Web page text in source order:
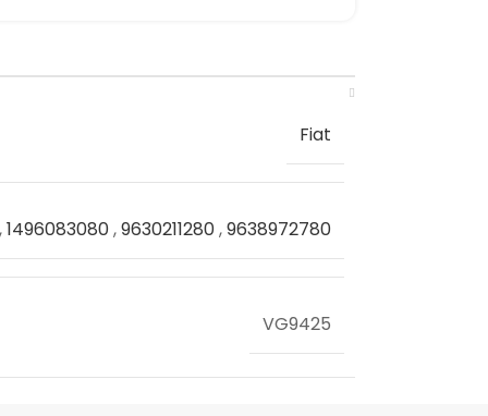
Fiat
,1496083080,9630211280,9638972780
VG9425